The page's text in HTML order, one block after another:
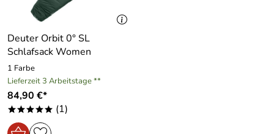
Deuter Orbit 0° SL
Schlafsack Women
1 Farbe
Lieferzeit 3 Arbeitstage **
84,90 €*
***** (1)